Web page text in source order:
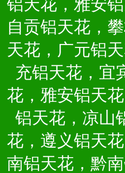
铝天花，雅安
自贡铝天花，
天花，广元铝
充铝天花，宜
花，雅安铝天
铝天花，凉山
花，遵义铝天
南铝天花，黔